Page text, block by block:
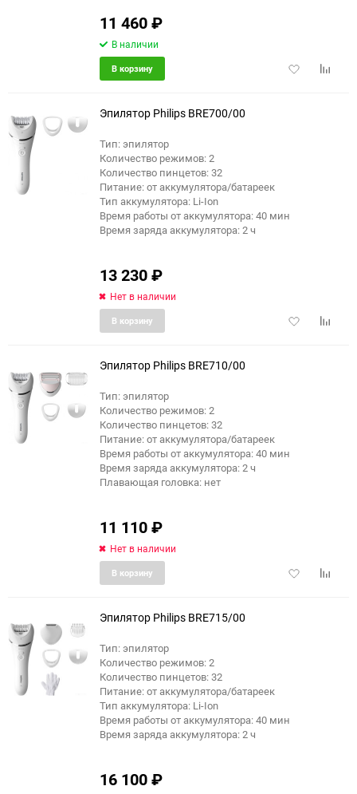
11 460₽
В наличии
Добавить
В корзину
еще 3 фото
Эпилятор Philips BRE700/00
Тип: эпилятор
Количество режимов: 2
Количество пинцетов: 32
Питание: от аккумулятора/батареек
Тип аккумулятора: Li-Ion
Время работы от аккумулятора: 40 мин
Время заряда аккумулятора: 2 ч
13 230₽
Нет в наличии
Добавить
В корзину
еще 3 фото
Эпилятор Philips BRE710/00
Тип: эпилятор
Количество режимов: 2
Количество пинцетов: 32
Питание: от аккумулятора/батареек
Время работы от аккумулятора: 40 мин
Время заряда аккумулятора: 2 ч
Плавающая головка: нет
11 110₽
Нет в наличии
Добавить
В корзину
еще 3 фото
Эпилятор Philips BRE715/00
Тип: эпилятор
Количество режимов: 2
Количество пинцетов: 32
Питание: от аккумулятора/батареек
Тип аккумулятора: Li-Ion
Время работы от аккумулятора: 40 мин
Время заряда аккумулятора: 2 ч
16 100₽